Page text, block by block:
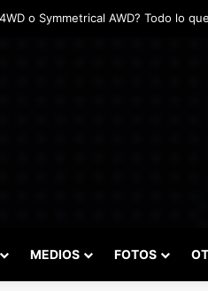
MEDIOS FOTOS